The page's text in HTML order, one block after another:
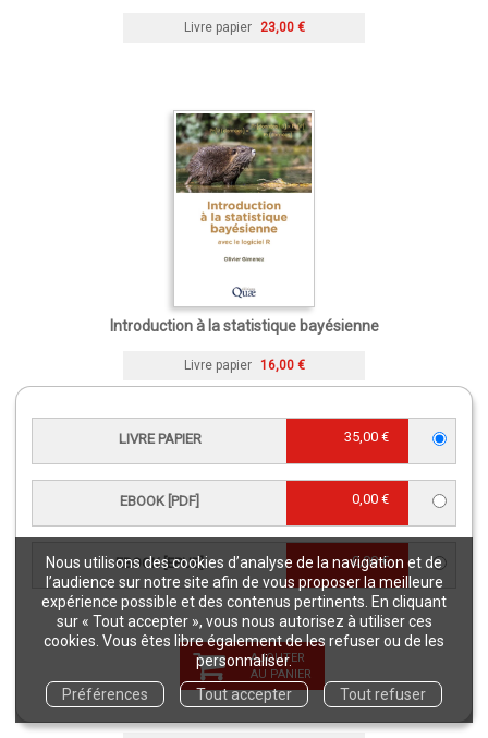
Nous utilisons des cookies d’analyse de la navigation et de
l’audience sur notre site afin de vous proposer la meilleure
expérience possible et des contenus pertinents. En cliquant
sur « Tout accepter », vous nous autorisez à utiliser ces
cookies. Vous êtes libre également de les refuser ou de les
personnaliser.
Préférences
Tout accepter Tout refuser
LIVRE PAPIER 35,00 €
EBOOK [PDF] 0,00 €
EBOOK [EPUB] 0,00 €
AJOUTER
AU PANIER
Livre papier 23,00 €
Introduction à la statistique bayésienne
Livre papier 16,00 €
Nouvelles formes de travail en
agriculture